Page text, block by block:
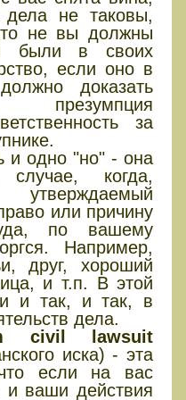
дела не таковы,
не вы должны
были в своих
если оно в
доказать
за
и одно "но" - она
когда,
или причину
по вашему
Например,
друг, хороший
и т.п. В этой
и так, и так, в
дела.
civil lawsuit
иска) - эта
если на вас
и ваши действия